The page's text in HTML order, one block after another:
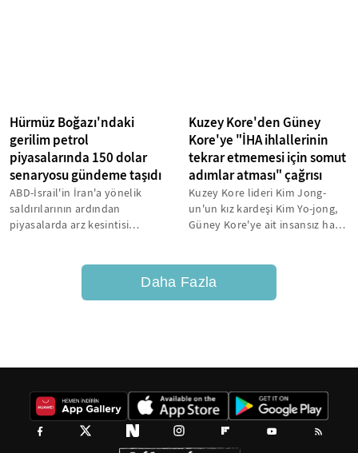
Hürmüz Boğazı'ndaki
gerilim petrol
piyasalarında 150 dolar
senaryosu gündeme taşıdı
ABD-İsrail'in İran'a yönelik
saldırılarının ardından
piyasalarda arz kesintisi
Kuzey Kore'den Güney
Kore'ye "İHA ihlallerinin
tekrar etmemesi için somut
adımlar atması" çağrısı
Kuzey Kore lideri Kim Jong-
un'un kız kardeşi Kim Yo-jong,
Güney Kore'ye ait insansız hava
Daha Fazla